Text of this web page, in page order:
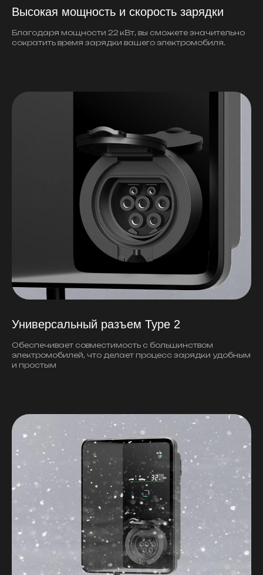
Высокая мощность и скорость зарядки
Благодаря мощности 22 кВт, вы сможете значительно
сократить время зарядки вашего электромобиля.
Универсальный разъем Type 2
Обеспечивает совместимость с большинством
электромобилей, что делает процесс зарядки удобным
и простым